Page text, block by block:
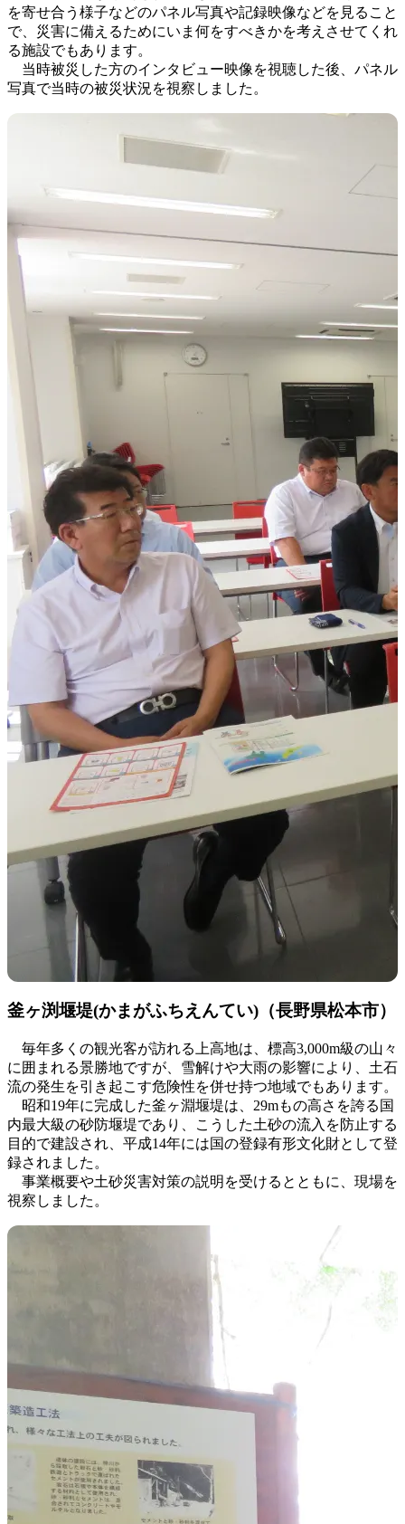
を寄せ合う様子などのパネル写真や記録映像などを見ること
で、災害に備えるためにいま何をすべきかを考えさせてくれ
る施設でもあります。
当時被災した方のインタビュー映像を視聴した後、パネル
写真で当時の被災状況を視察しました。
釜ヶ渕堰堤(かまがふちえんてい)（長野県松本市）
毎年多くの観光客が訪れる上高地は、標高3,000m級の山々
に囲まれる景勝地ですが、雪解けや大雨の影響により、土石
流の発生を引き起こす危険性を併せ持つ地域でもあります。
昭和19年に完成した釜ヶ淵堰堤は、29mもの高さを誇る国
内最大級の砂防堰堤であり、こうした土砂の流入を防止する
目的で建設され、平成14年には国の登録有形文化財として登
録されました。
事業概要や土砂災害対策の説明を受けるとともに、現場を
視察しました。